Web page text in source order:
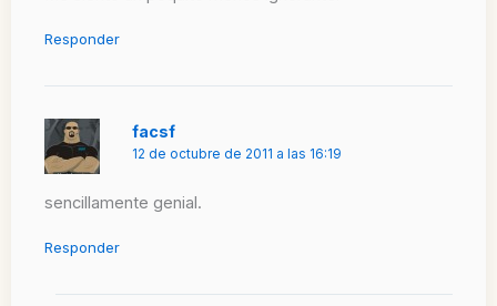
Responder
facsf
12 de octubre de 2011 a las 16:19
sencillamente genial.
Responder